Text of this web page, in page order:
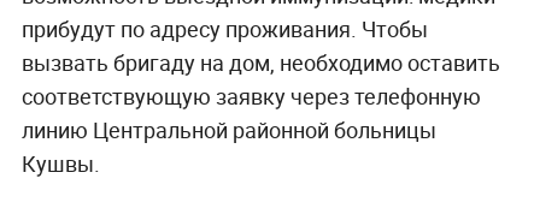
прибудут по адресу проживания. Чтобы
вызвать бригаду на дом, необходимо оставить
соответствующую заявку через телефонную
линию Центральной районной больницы
Кушвы.